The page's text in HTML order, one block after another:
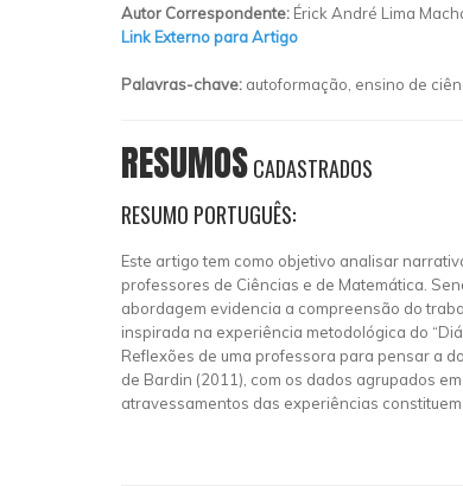
Autor Correspondente: Érick André Lima
Link Externo para Artigo
Palavras-chave: autoformação, ensino de
RESUMOSCADASTRADOS
RESUMO PORTUGUÊS:
Este artigo tem como objetivo analisar
professores de Ciências e de Matemática.
abordagem evidencia a compreensão do
inspirada na experiência metodológica do
Reflexões de uma professora para pensar a
de Bardin (2011), com os dados agrupados
atravessamentos das experiências